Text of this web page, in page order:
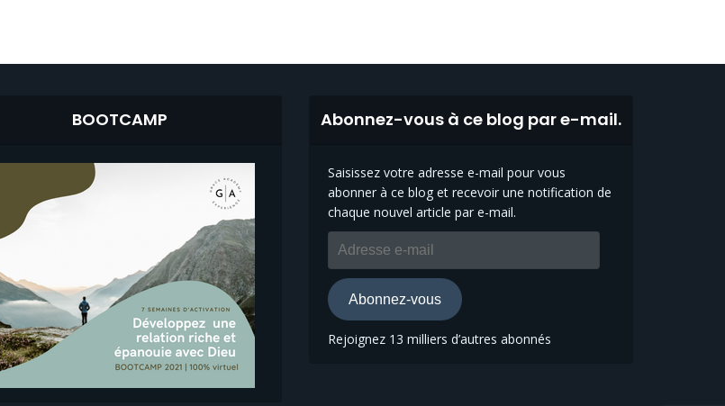
BOOTCAMP Abonnez-vous à ce blog par e-mail.
Saisissez votre adresse e-mail pour vous
abonner à ce blog et recevoir une notification de
chaque nouvel article par e-mail.
Adresse
e-
mail
Abonnez-vous
Rejoignez 13 milliers d’autres abonnés